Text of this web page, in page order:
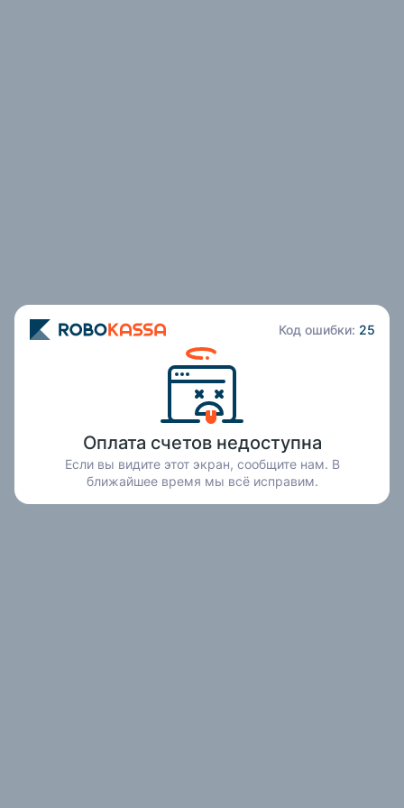
Код ошибки: 25
Оплата счетов недоступна
Если вы видите этот экран, сообщите нам. В
ближайшее время мы всё исправим.